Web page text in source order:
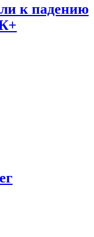
к падению